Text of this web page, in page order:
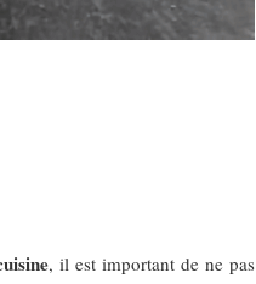
, il est important de ne pas